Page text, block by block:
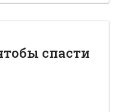
спасти